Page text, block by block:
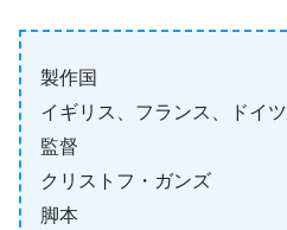
製作国
イギリス、フランス、ドイツ
監督
クリストフ・ガンズ
脚本